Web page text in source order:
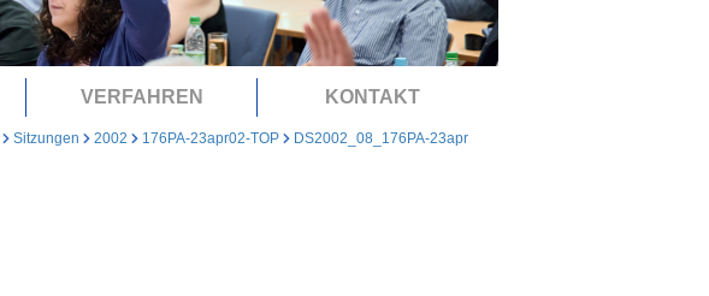
VERFAHREN KONTAKT
Sitzungen 2002 176PA-23apr02-TOP DS2002_08_176PA-23apr